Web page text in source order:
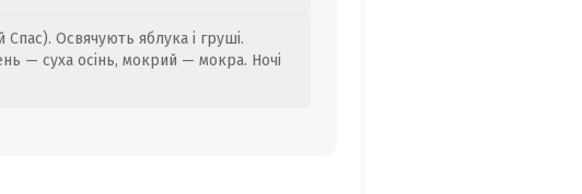
Освячують яблука і груші.
— суха осінь, мокрий — мокра. Ночі